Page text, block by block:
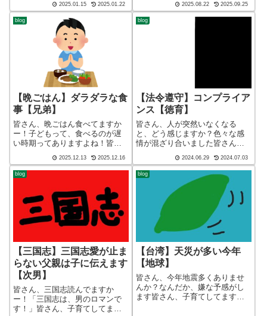
ブログ ショート バージョン
（blog short ver）こんばんわ、
迷答座布団ブログの運営をして
いるざぶ(@meitou...
2025.01.15 2025.01.22
ート バージョン（blog short
ver）こんばんわ、迷答座布団ブ
ログの運営をしているざぶ
2025.08.22 2025.09.25
blog
【晩ごはん】ダラダラな食
事【兄弟】
皆さん、晩ごはん食べてますか
ー！子どもって、食べるのが遅
い時期ってありますよね！皆さ
ばんわ、迷答座布団ブログの運
営をしているざぶ
は40代でひとり親（シンパパ）
になり、...
2025.12.13 2025.12.16
blog
【法令遵守】コンプライア
ンス【徳育】
皆さん、人が突然いなくなる
と、どう感じますか？色々な感
情が混ざり合いました皆さん、
ショート バージョン（blog
short ver）こんばんわ、迷答座
布団ブログの運営をしているざ
ぶ(@meitou_zabuto...
2024.06.29 2024.07.03
blog
【三国志】三国志愛が止ま
らない父親は子に伝えます
【次男】
皆さん、三国志読んでますか
ー！「三国志は、男のロマンで
す！」皆さん、子育てしてます
blog
【台湾】天災が多い今年
【地球】
皆さん、今年地震多くありませ
んか？なんだか、嫌な予感がし
ます皆さん、子育てしてますか